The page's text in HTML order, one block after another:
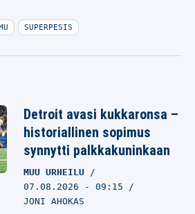
SUPERPESIS
Detroit avasi kukkaronsa –
historiallinen sopimus
synnytti palkkakuninkaan
MUU URHEILU
07.08.2026 - 09:15
JONI AHOKAS